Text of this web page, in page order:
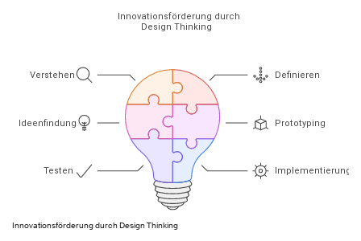
Innovationsförderung durch Design Thinking